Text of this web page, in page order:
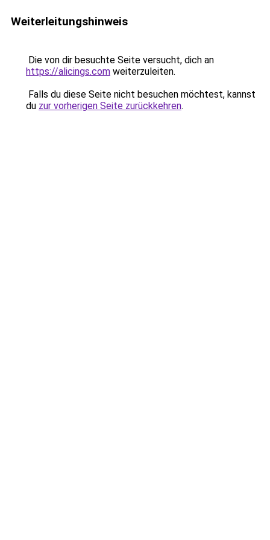
Weiterleitungshinweis
Die von dir besuchte Seite versucht, dich an
https://alicings.com weiterzuleiten.
Falls du diese Seite nicht besuchen möchtest, kannst
du zur vorherigen Seite zurückkehren.